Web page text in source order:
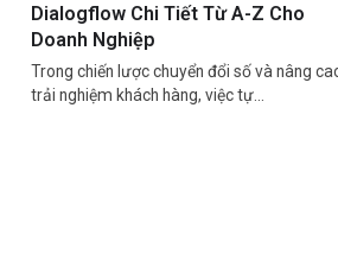
Dialogflow Chi Tiết Từ A-Z Cho
Doanh Nghiệp
Trong chiến lược chuyển đổi số và nâng
trải nghiệm khách hàng, việc tự…